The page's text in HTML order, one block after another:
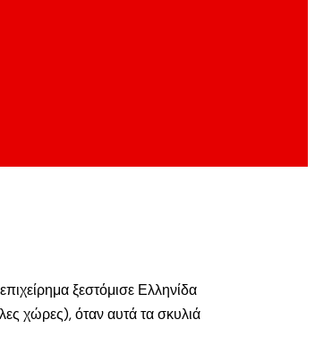
ξεστόμισε Ελληνίδα
χώρες), όταν αυτά τα σκυλιά